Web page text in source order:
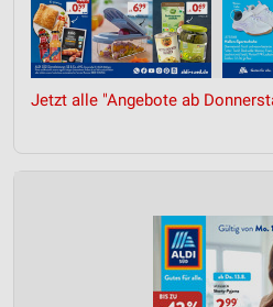
Jetzt alle "Angebote ab